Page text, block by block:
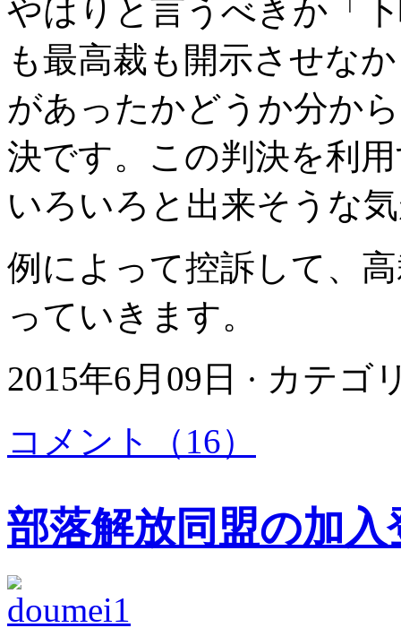
やはりと言うべきか「
も最高裁も開示させな
があったかどうか分か
決です。この判決を利
いろいろと出来そうな
例によって控訴して、
っていきます。
2015年6月09日 · カテゴ
コメント（16）
部落解放同盟の加入